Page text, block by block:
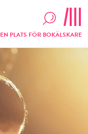
EN PLATS FÖR BOKÄLSKARE